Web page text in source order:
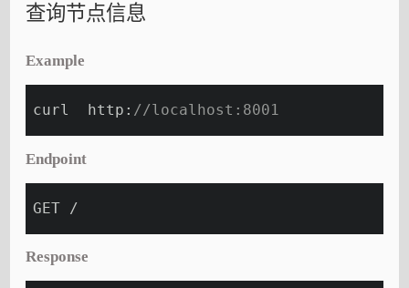
查询节点信息
Example
curl  http: //localhost:8001
Endpoint
GET /
Response